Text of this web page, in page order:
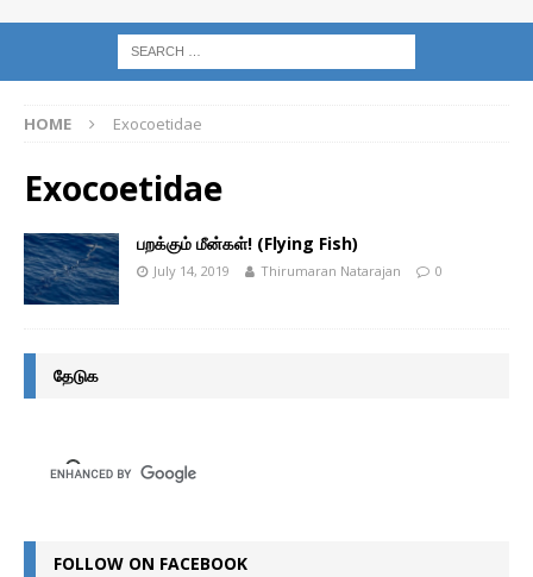
HOME Exocoetidae
Exocoetidae
பறக்கும் மீன்கள்! (Flying Fish)
July 14, 2019 Thirumaran Natarajan 0
தேடுக
FOLLOW ON FACEBOOK